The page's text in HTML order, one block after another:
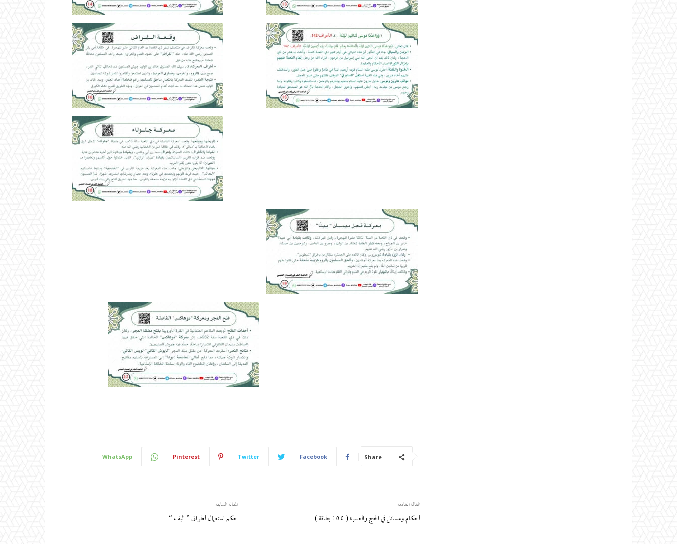
Share
Facebook
Twitter
Pinterest
WhatsApp
المقالة السابقة
حكم استعمال أطواق ” البف “
المقالة القادمة
أحكام ومسائل في الحج والعمرة ( 100 بطاقة )